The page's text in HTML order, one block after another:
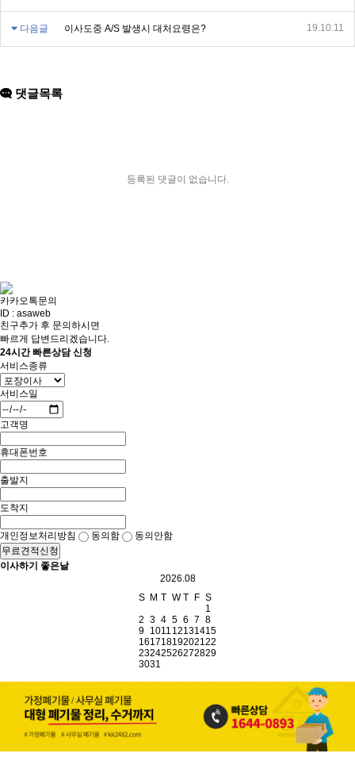
다음글 이사도중 A/S 발생시 대처요령은? 19.10.11
댓글목록
등록된 댓글이 없습니다.
카카오톡문의
ID : asaweb
친구추가 후 문의하시면
빠르게 답변드리겠습니다.
24시간 빠른상담 신청
서비스종류
서비스일
고객명
휴대폰번호
출발지
도착지
개인정보처리방침 동의함
동의안함
무료견적신청
이사하기 좋은날
2026.08
S M T W T F S
1
2 3 4 5 6 7 8
9 1011 12131415
16171819202122
23242526272829
3031